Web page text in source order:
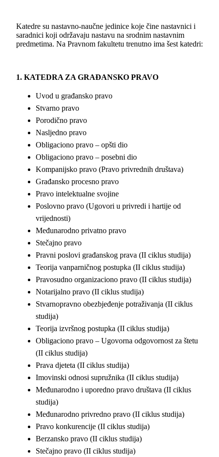
Katedre su nastavno-naučne jedinice koje čine nastavnici i
saradnici koji održavaju nastavu na srodnim nastavnim
predmetima. Na Pravnom fakultetu trenutno ima šest katedri:
1. KATEDRA ZA GRAĐANSKO PRAVO
Uvod u građansko pravo
Stvarno pravo
Porodično pravo
Nasljedno pravo
Obligaciono pravo – opšti dio
Obligaciono pravo – posebni dio
Kompanijsko pravo (Pravo privrednih društava)
Građansko procesno pravo
Pravo intelektualne svojine
Poslovno pravo (Ugovori u privredi i hartije od
vrijednosti)
Međunarodno privatno pravo
Stečajno pravo
Pravni poslovi građanskog prava (II ciklus studija)
Teorija vanparničnog postupka (II ciklus studija)
Pravosudno organizaciono pravo (II ciklus studija)
Notarijalno pravo (II ciklus studija)
Stvarnopravno obezbjeđenje potraživanja (II ciklus
studija)
Teorija izvršnog postupka (II ciklus studija)
Obligaciono pravo – Ugovorna odgovornost za štetu
(II ciklus studija)
Prava dјeteta (II ciklus studija)
Imovinski odnosi supružnika (II ciklus studija)
Međunarodno i uporedno pravo društava (II ciklus
studija)
Međunarodno privredno pravo (II ciklus studija)
Pravo konkurencije (II ciklus studija)
Berzansko pravo (II ciklus studija)
Stečajno pravo (II ciklus studija)